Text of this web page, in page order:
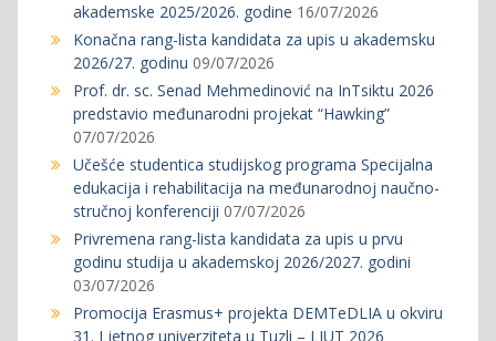
akademske 2025/2026. godine 16/07/2026
Konačna rang-lista kandidata za upis u akademsku
2026/27. godinu 09/07/2026
Prof. dr. sc. Senad Mehmedinović na InTsiktu 2026
predstavio međunarodni projekat “Hawking”
07/07/2026
Učešće studentica studijskog programa Specijalna
edukacija i rehabilitacija na međunarodnoj naučno-
stručnoj konferenciji 07/07/2026
Privremena rang-lista kandidata za upis u prvu
godinu studija u akademskoj 2026/2027. godini
03/07/2026
Promocija Erasmus+ projekta DEMTeDLIA u okviru
31. Ljetnog univerziteta u Tuzli – LJUT 2026